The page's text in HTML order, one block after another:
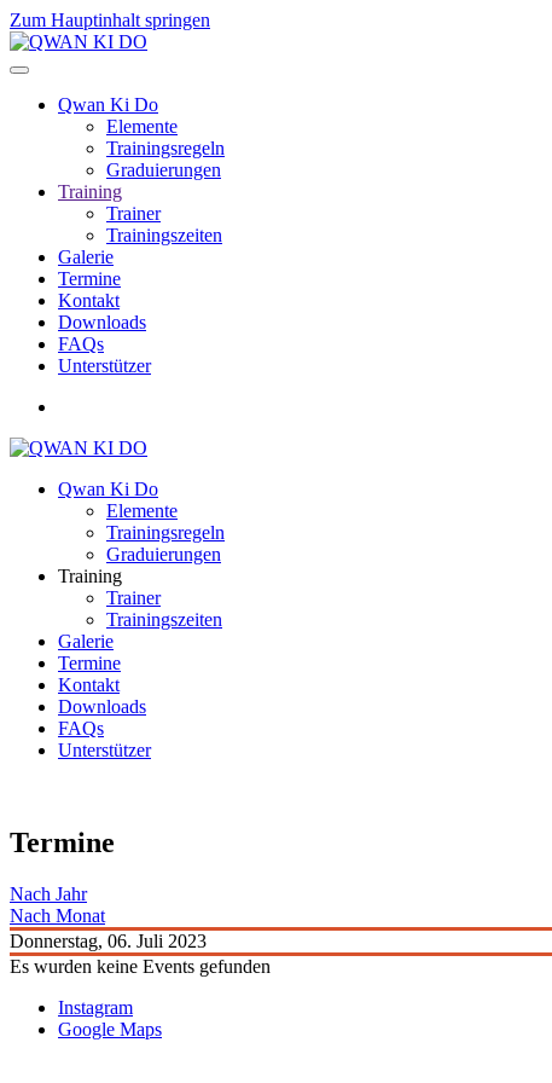
Zum Hauptinhalt springen
Qwan Ki Do
Elemente
Trainingsregeln
Graduierungen
Training
Trainer
Trainingszeiten
Galerie
Termine
Kontakt
Downloads
FAQs
Unterstützer
Qwan Ki Do
Elemente
Trainingsregeln
Graduierungen
Training
Trainer
Trainingszeiten
Galerie
Termine
Kontakt
Downloads
FAQs
Unterstützer
Termine
Nach Jahr
Nach Monat
Donnerstag, 06. Juli 2023
Es wurden keine Events gefunden
Instagram
Google Maps